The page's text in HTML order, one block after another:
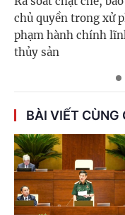
chủ quyền trong xử
phạm hành chính
thủy sản
BÀI VIẾT CÙNG